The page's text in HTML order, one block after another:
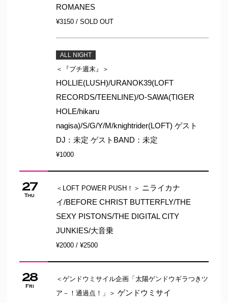
ROMANES
¥3150 / SOLD OUT
ALL NIGHT
＜『プチ週末』＞
HOLLIE(LUSH)/URANOK39(LOFT
RECORDS/TEENLINE)/O-SAWA(TIGER
HOLE/hikaru
nagisa)/S/G/Y/M/knightrider(LOFT) ゲスト
DJ：未定 ゲストBAND：未定
¥1000
27
Thu
＜LOFT POWER PUSH！＞ ニライカナ
イ/BEFORE CHRIST BUTTERFLY/THE
SEXY PISTONS/THE DIGITAL CITY
JUNKIES/大音乗
¥2000 / ¥2500
28
Fri
＜ゲンドウミサイル企画「太陽ゲンドウギラつきツ
ア－！通過点！」＞ ゲンドウミサイ